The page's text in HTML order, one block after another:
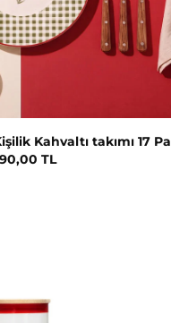
Kahvaltı takımı 17
TL